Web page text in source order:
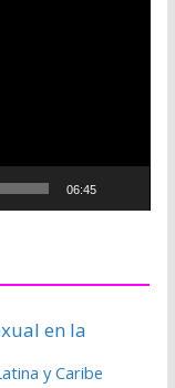
06:45
en la
y Caribe